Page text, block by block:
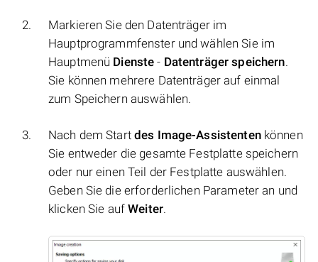
Markieren Sie den Datenträger im
Hauptprogrammfenster und wählen Sie im
Hauptmenü Dienste - Datenträger speichern.
Sie können mehrere Datenträger auf einmal
zum Speichern auswählen.
Nach dem Start des Image-Assistentenkönnen
Sie entweder die gesamte Festplatte speichern
oder nur einen Teil der Festplatte auswählen.
Geben Sie die erforderlichen Parameter an und
klicken Sie aufWeiter.